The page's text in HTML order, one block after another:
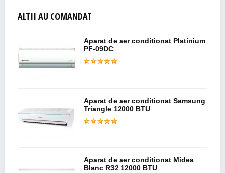
ALTII AU COMANDAT
Aparat de aer conditionat Platinium
PF-09DC
Aparat de aer conditionat Samsung
Triangle 12000 BTU
Aparat de aer conditionat Midea
Blanc R32 12000 BTU